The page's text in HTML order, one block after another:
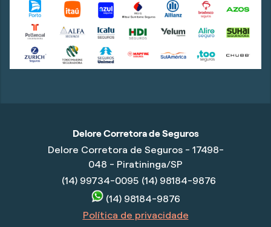
Delore Corretora de Seguros
Delore Corretora de Seguros - 17498-
048 - Piratininga/SP
(14) 99734-0095 (14) 98184-9876
(14) 98184-9876
Política de privacidade